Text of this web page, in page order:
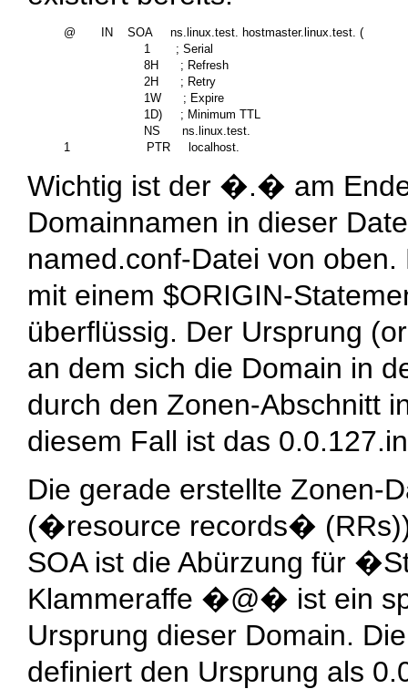
@       IN    SOA     ns.linux.test. hostmaster.linux.test. (
                      1       ; Serial
                      8H      ; Refresh
                      2H      ; Retry
                      1W      ; Expire
                      1D)     ; Minimum TTL
                      NS      ns.linux.test.
Wichtig ist der �.� am
Domainnamen in dieser
named.conf-Datei von
mit einem $ORIGIN-
überflüssig. Der Ursprung
an dem sich die Domain in
durch den Zonen-Abschnitt
diesem Fall ist das
Die gerade erstellte Zonen-
(�resource records�
SOA ist die Abürzung für
Klammeraffe �@� ist ein
Ursprung dieser Domain.
definiert den Ursprung als